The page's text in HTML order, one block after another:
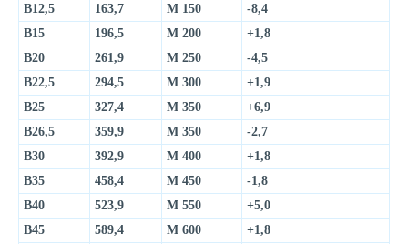
В12,5
163,7 М 150
-8,4
В15
196,5 М 200
+1,8
В20
261,9 М 250
-4,5
В22,5
294,5 М 300
+1,9
В25
327,4 М 350
+6,9
В26,5
359,9 М 350
-2,7
В30
392,9 М 400
+1,8
В35
458,4 М 450
-1,8
В40
523,9 М 550
+5,0
В45
589,4 М 600
+1,8